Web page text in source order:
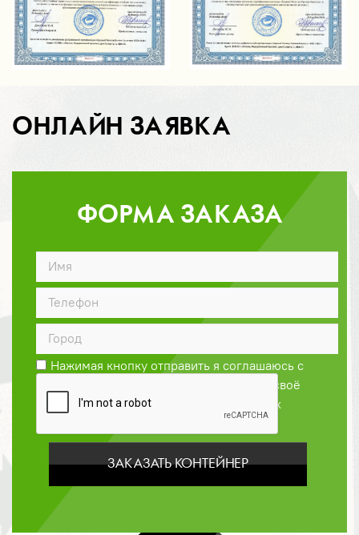
ОНЛАЙН ЗАЯВКА
ФОРМА ЗАКАЗА
Нажимая кнопку отправить я соглашаюсь с
и даю своё
согласие на обработку персональных
ЗАКАЗАТЬ КОНТЕЙНЕР